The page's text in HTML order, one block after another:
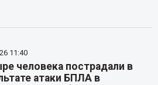
11:40
человека пострадали в
атаки БПЛА в